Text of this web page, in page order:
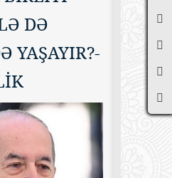
DƏ
YAŞAYIR?-